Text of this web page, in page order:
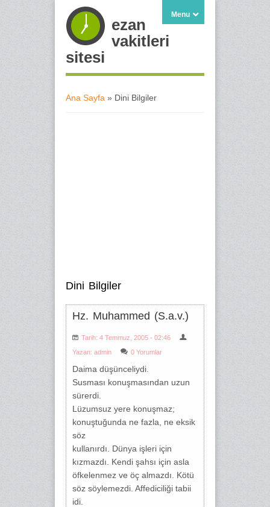
ezan
vakitleri
sitesi
Menu
Ana Sayfa » Dini Bilgiler
Dini Bilgiler
Hz. Muhammed (S.a.v.)
Tarih: 4 Temmuz, 2005 - 02:46
Yazan: admin 0 Yorumlar
Daima düşünceliydi.
Susması konuşmasından uzun
sürerdi.
Lüzumsuz yere konuşmaz;
konuştuğunda ne fazla, ne eksik
söz
kullanırdı. Dünya işleri için
kızmazdı. Kendi şahsı için asla
öfkelenmez ve öç almazdı. Kötü
söz söylemezdi. Affediciliği tabii
idi.